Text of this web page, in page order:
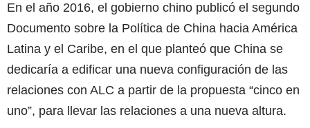
En el año 2016, el gobierno chino publicó el segundo
Documento sobre la Política de China hacia América
Latina y el Caribe, en el que planteó que China se
dedicaría a edificar una nueva configuración de las
relaciones con ALC a partir de la propuesta “cinco en
uno”, para llevar las relaciones a una nueva altura.